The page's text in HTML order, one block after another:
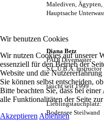
Malediven, Ägypten,
Hauptsache
Diana Betz
PADI Divemaster
S.C.U.B.A. Instructor
taucht seit 1999
Lieblingstauchplatz:
Bodensee Steilwand
Wir benutzen Cookies
Wir nutzen Cookies auf unserer
essenziell für den Betrieb der
Website und die
Sie können selbst entscheiden,
Bitte beachten Sie, dass bei
alle Funktionalitäten der Seite
Akzeptieren Ablehnen